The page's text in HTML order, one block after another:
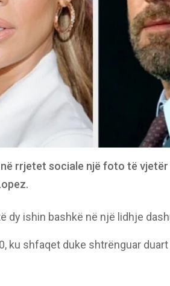
në rrjetet sociale një foto të
dy ishin bashkë në një lidhje
ku shfaqet duke shtrënguar